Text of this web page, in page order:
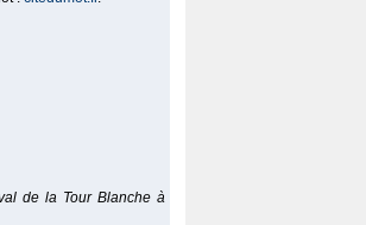
de la Tour Blanche à